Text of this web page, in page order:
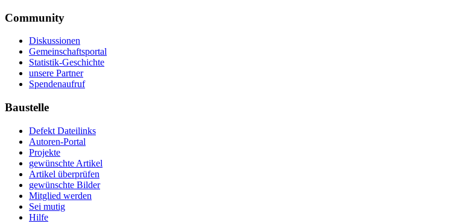
Community
Diskussionen
Gemeinschaftsportal
Statistik-Geschichte
unsere Partner
Spendenaufruf
Baustelle
Defekt Dateilinks
Autoren-Portal
Projekte
gewünschte Artikel
Artikel überprüfen
gewünschte Bilder
Mitglied werden
Sei mutig
Hilfe